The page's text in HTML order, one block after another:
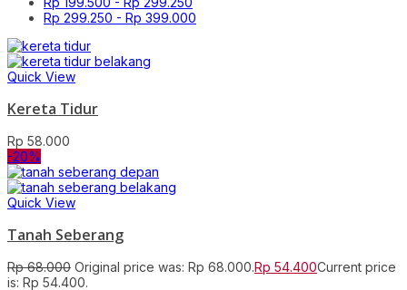
Rp 299.250 - Rp 399.000
Quick View
Kereta Tidur
Rp 58.000
-20%
Quick View
Tanah Seberang
Rp68.000 Original price was: Rp 68.000.Rp 54.400Current price
is: Rp 54.400.